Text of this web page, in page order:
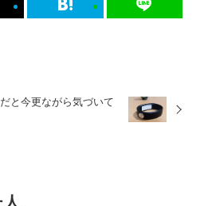
と今更ながら気づいて
人